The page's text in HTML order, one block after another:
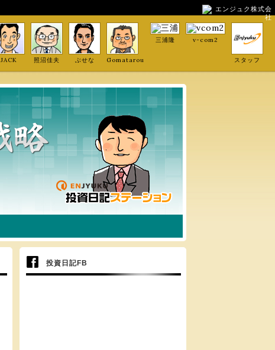
エンジュク株式会
社
JACK 照沼佳夫 ぶせな Gomatarou
三浦隆 v-com2
スタッフ
投資日記FB